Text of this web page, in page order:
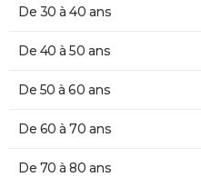
De 30 à 40 ans
De 40 à 50 ans
De 50 à 60 ans
De 60 à 70 ans
De 70 à 80 ans